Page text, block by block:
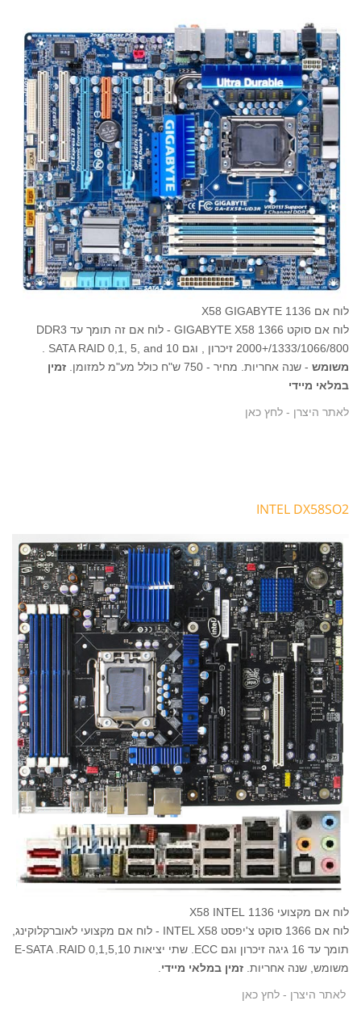
לוח אם 1136 X58 GIGABYTE
לוח אם סוקט 1366 GIGABYTE X58 - לוח אם זה תומך עד DDR3
2000+/1333/1066/800 זיכרון , וגם SATA RAID 0,1, 5, and 10 .
משומש - שנה אחריות. מחיר - 750 ש"ח כולל מע"מ למזומן.
זמין
במלאי מיידי
לאתר היצרן - לחץ כאן
INTEL DX58SO2
לוח אם מקצועי 1136 X58 INTEL
לוח אם 1366 סוקט צ'יפסט INTEL X58 - לוח אם מקצועי לאוברקלוקינג,
תומך עד 16 גיגה זיכרון וגם ECC. שתי יציאות E-SATA .RAID 0,1,5,10
משומש, שנה אחריות. זמין במלאי מיידי
לאתר היצרן - לחץ כאן